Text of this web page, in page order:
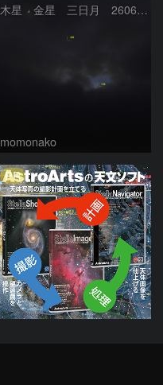
木星 金星 三日月 260618
momonako
PR